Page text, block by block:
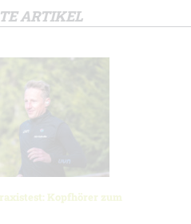
ARTIKEL
Kopfhörer zum